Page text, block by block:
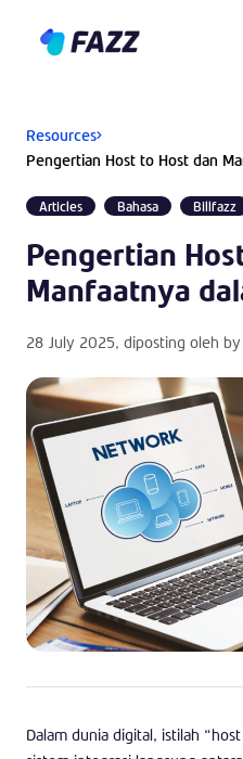
Resources
Articles Bahasa Billfazz
Pengertian
Manfaatnya
28 July 2025, diposting oleh by
Dalam dunia digital, istilah